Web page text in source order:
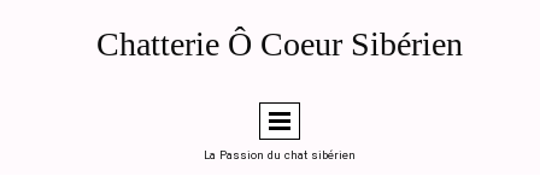
Généré le 2026-04-12 — Chatterie Ô Coeur Sibérien, Toulouse
Chatterie Ô Coeur Sibérien
La Passion du chat sibérien